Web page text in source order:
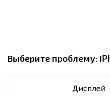
Выберите проблему:
Дисплей